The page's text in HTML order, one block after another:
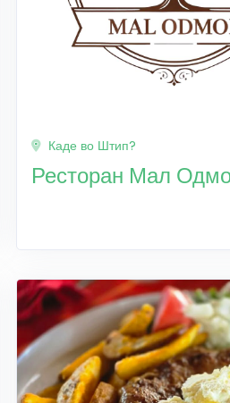
Каде во Штип?
Ресторан Мал